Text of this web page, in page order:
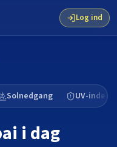
Log ind
Solnedgang UV-indeks
i dag